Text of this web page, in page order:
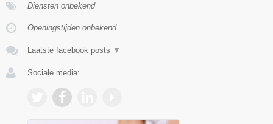
Diensten onbekend
Openingstijden onbekend
Laatste facebook posts ▼
Sociale media: